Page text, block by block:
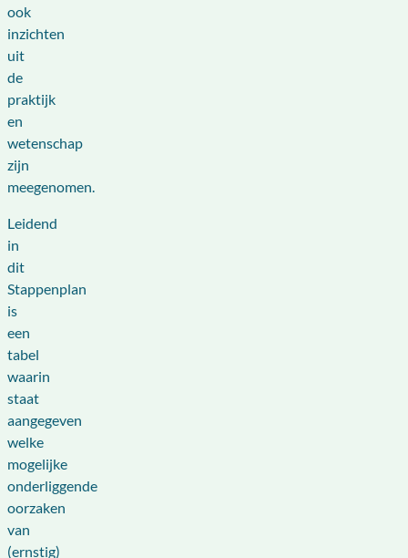
ook
inzichten
uit
de
praktijk
en
wetenschap
zijn
meegenomen.
Leidend
in
dit
Stappenplan
is
een
tabel
waarin
staat
aangegeven
welke
mogelijke
onderliggende
oorzaken
van
(ernstig)